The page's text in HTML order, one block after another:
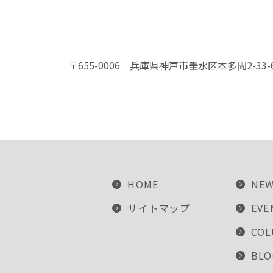
〒655-0006 兵庫県神戸市垂水区本多聞2-33-
HOME
サイトマップ